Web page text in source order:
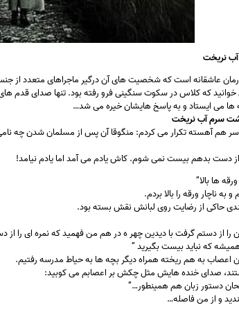
نریخت
رمان عاشقانه است که شخصیت های آن درگیر ماجراهای متعدد از
که کلاس در سکوت سنگینی فرو رفته بود. تنها صدای قدم
ها می ایستاد و به پاسخ هایشان خیره می شد…
سرم آب نریخت
هم آهسته تکرار می کردم: منگوقا آن پس از مسلمان شدن چه نامی
دست بدهم بیست نمی شوم. کاش یادم می آمد اما یادم نیامد!
ها بالا”
ناچار ورقه را بالا بردم.
حاکی از رضایت روی لبانش نقش بسته بود.
را از دستم گرفت با دیدین چهر ه در هم من فهمید که نمره ای را از
که نباید بیست بگیرید ”
اعصاب به هم ریخته همراه دیگر بچه ها به حیاط مدرسه رفتیم.
صدای خنده هایش مثل چکش بر اعصابم می کوبید:
دستور زبان هم همینطور…”
و از من فاصله…